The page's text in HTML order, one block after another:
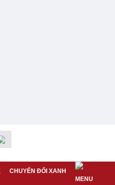
CHUYỂN ĐỔI XANH